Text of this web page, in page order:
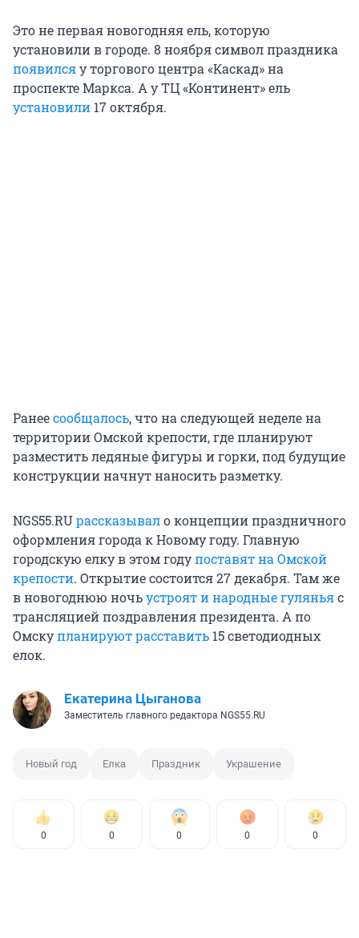
Это не первая новогодняя ель, которую
установили в городе. 8 ноября символ праздника
появилсяу торгового центра «Каскад» на
проспекте Маркса. А у ТЦ «Континент» ель
установили 17 октября.
Ранеесообщалось, что на следующей неделе на
территории Омской крепости, где планируют
разместить ледяные фигуры и горки, под будущие
конструкции начнут наносить разметку.
NGS55.RUрассказывало концепции праздничного
оформления города к Новому году. Главную
городскую елку в этом годупоставят на Омской
крепости. Открытие состоится 27 декабря. Там же
в новогоднюю ночьустроят и народные гуляньяс
трансляцией поздравления президента. А по
Омскупланируют расставить 15 светодиодных
елок.
Екатерина Цыганова
Заместитель главного редактора NGS55.RU
Новый год Елка Праздник Украшение
0 0 0 0 0